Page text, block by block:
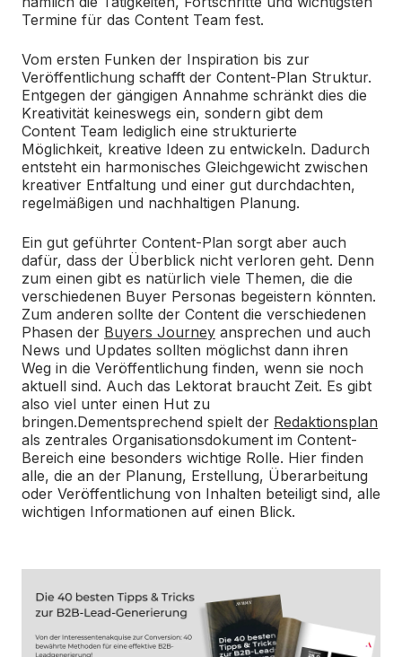
Termine für das Content Team fest.
Vom ersten Funken der Inspiration bis zur
Veröffentlichung schafft der Content-Plan Struktur.
Entgegen der gängigen Annahme schränkt dies die
Kreativität keineswegs ein, sondern gibt dem
Content Team lediglich eine strukturierte
Möglichkeit, kreative Ideen zu entwickeln. Dadurch
entsteht ein harmonisches Gleichgewicht zwischen
kreativer Entfaltung und einer gut durchdachten,
regelmäßigen und nachhaltigen Planung.
Ein gut geführter Content-Plan sorgt aber auch
dafür, dass der Überblick nicht verloren geht. Denn
zum einen gibt es natürlich viele Themen, die die
verschiedenen Buyer Personas begeistern könnten.
Zum anderen sollte der Content die verschiedenen
Phasen der Buyers Journey ansprechen und auch
News und Updates sollten möglichst dann ihren
Weg in die Veröffentlichung finden, wenn sie noch
aktuell sind. Auch das Lektorat braucht Zeit. Es gibt
also viel unter einen Hut zu
bringen.Dementsprechend spielt der Redaktionsplan
als zentrales Organisationsdokument im Content-
Bereich eine besonders wichtige Rolle. Hier finden
alle, die an der Planung, Erstellung, Überarbeitung
oder Veröffentlichung von Inhalten beteiligt sind, alle
wichtigen Informationen auf einen Blick.